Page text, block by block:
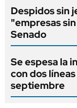
Despidos sin
"empresas
Senado
Se espesa la
con dos
septiembre